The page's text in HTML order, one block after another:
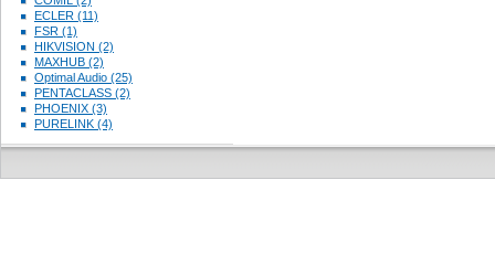
ECLER (11)
FSR (1)
HIKVISION (2)
MAXHUB (2)
Optimal Audio (25)
PENTACLASS (2)
PHOENIX (3)
PURELINK (4)